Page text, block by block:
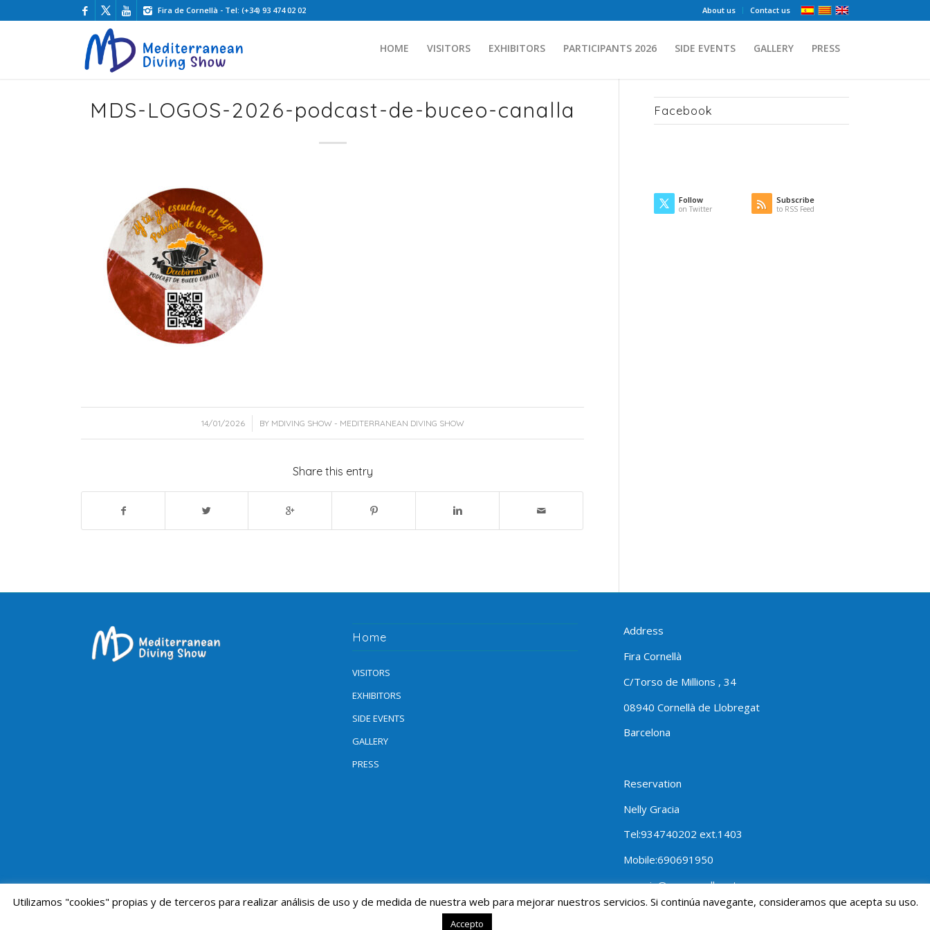
About us Contact us
Fira de Cornellà - Tel: (+34) 93 474 02 02
HOME VISITORS EXHIBITORS PARTICIPANTS 2026 SIDE EVENTS GALLERY PRESS
MDS-LOGOS-2026-podcast-de-buceo-canalla
14/01/2026
/ BY MDIVING SHOW - MEDITERRANEAN DIVING SHOW
Share this entry
Facebook
Follow
on Twitter
Subscribe
to RSS Feed
Home
VISITORS
EXHIBITORS
SIDE EVENTS
GALLERY
PRESS
Address
Fira Cornellà
C/Torso de Millions , 34
08940 Cornellà de Llobregat
Barcelona
Reservation
Nelly Gracia
Tel:934740202 ext.1403
Mobile:690691950
ngracia@procornella.cat
Utilizamos "cookies" propias y de terceros para realizar análisis de uso y de medida de nuestra web para mejorar nuestros servicios. Si continúa navegante, consideramos que acepta su uso.
Accepto